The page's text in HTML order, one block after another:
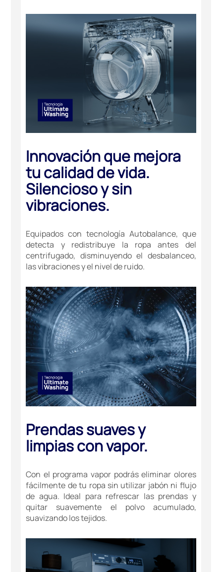
Innovación que mejora
tu calidad de vida.
Silencioso y sin
vibraciones.
Equipados con tecnología Autobalance, que
detecta y redistribuye la ropa antes del
centrifugado, disminuyendo el desbalanceo,
las vibraciones y el nivel de ruido.
Prendas suaves y
limpias con vapor.
Con el programa vapor podrás eliminar olores
fácilmente de tu ropa sin utilizar jabón ni flujo
de agua. Ideal para refrescar las prendas y
quitar suavemente el polvo acumulado,
suavizando los tejidos.